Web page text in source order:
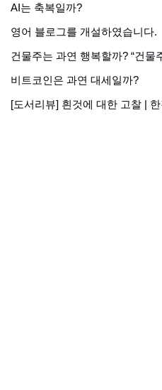
AI는 축복일까?
영어 블로그를 개설하였습니다.
건물주는 과연 행복할까? “건물
비트코인은 과연 대세일까?
[도서리뷰] 흰것에 대한 고찰 | 한